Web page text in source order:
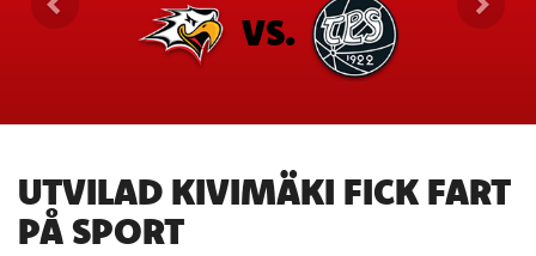
VS.
UTVILAD KIVIMÄKI FICK FART
PÅ SPORT